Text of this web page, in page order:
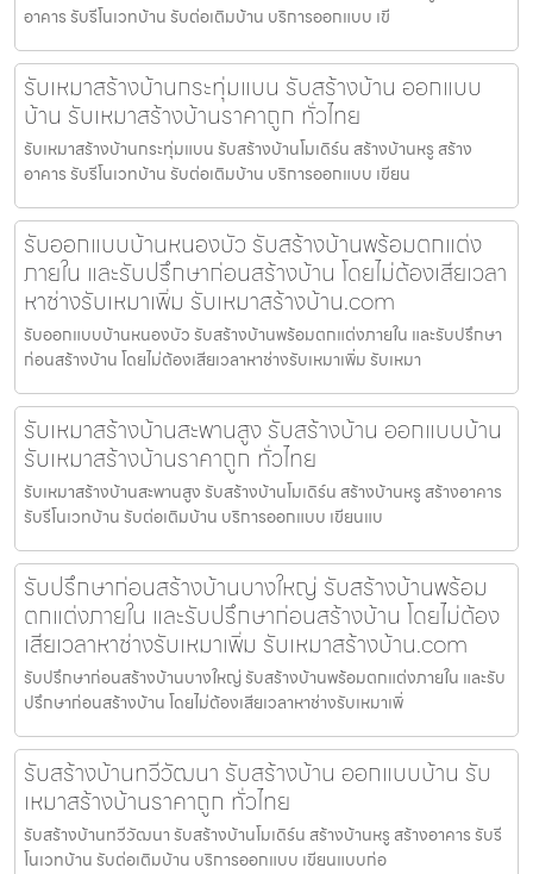
อาคาร รับรีโนเวทบ้าน รับต่อเติมบ้าน บริการออกแบบ เขี
รับเหมาสร้างบ้านกระทุ่มแบน รับสร้างบ้าน ออกแบบ
บ้าน รับเหมาสร้างบ้านราคาถูก ทั่วไทย
รับเหมาสร้างบ้านกระทุ่มแบน รับสร้างบ้านโมเดิร์น สร้างบ้านหรู สร้าง
อาคาร รับรีโนเวทบ้าน รับต่อเติมบ้าน บริการออกแบบ เขียน
รับออกแบบบ้านหนองบัว รับสร้างบ้านพร้อมตกแต่ง
ภายใน และรับปรึกษาก่อนสร้างบ้าน โดยไม่ต้องเสียเวลา
หาช่างรับเหมาเพิ่ม รับเหมาสร้างบ้าน.com
รับออกแบบบ้านหนองบัว รับสร้างบ้านพร้อมตกแต่งภายใน และรับปรึกษา
ก่อนสร้างบ้าน โดยไม่ต้องเสียเวลาหาช่างรับเหมาเพิ่ม รับเหมา
รับเหมาสร้างบ้านสะพานสูง รับสร้างบ้าน ออกแบบบ้าน
รับเหมาสร้างบ้านราคาถูก ทั่วไทย
รับเหมาสร้างบ้านสะพานสูง รับสร้างบ้านโมเดิร์น สร้างบ้านหรู สร้างอาคาร
รับรีโนเวทบ้าน รับต่อเติมบ้าน บริการออกแบบ เขียนแบ
รับปรึกษาก่อนสร้างบ้านบางใหญ่ รับสร้างบ้านพร้อม
ตกแต่งภายใน และรับปรึกษาก่อนสร้างบ้าน โดยไม่ต้อง
เสียเวลาหาช่างรับเหมาเพิ่ม รับเหมาสร้างบ้าน.com
รับปรึกษาก่อนสร้างบ้านบางใหญ่ รับสร้างบ้านพร้อมตกแต่งภายใน และรับ
ปรึกษาก่อนสร้างบ้าน โดยไม่ต้องเสียเวลาหาช่างรับเหมาเพิ่
รับสร้างบ้านทวีวัฒนา รับสร้างบ้าน ออกแบบบ้าน รับ
เหมาสร้างบ้านราคาถูก ทั่วไทย
รับสร้างบ้านทวีวัฒนา รับสร้างบ้านโมเดิร์น สร้างบ้านหรู สร้างอาคาร รับรี
โนเวทบ้าน รับต่อเติมบ้าน บริการออกแบบ เขียนแบบก่อ